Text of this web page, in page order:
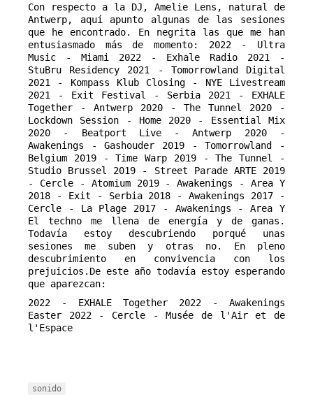
Con respecto a la DJ, Amelie Lens, natural de
Antwerp, aquí apunto algunas de las sesiones
que he encontrado. En negrita las que me han
entusiasmado más de momento: 2022 - Ultra
Music - Miami 2022 - Exhale Radio 2021 -
StuBru Residency 2021 - Tomorrowland Digital
2021 - Kompass Klub Closing - NYE Livestream
2021 - Exit Festival - Serbia 2021 - EXHALE
Together - Antwerp 2020 - The Tunnel 2020 -
Lockdown Session - Home 2020 - Essential Mix
2020 - Beatport Live - Antwerp 2020 -
Awakenings - Gashouder 2019 - Tomorrowland -
Belgium 2019 - Time Warp 2019 - The Tunnel -
Studio Brussel 2019 - Street Parade ARTE 2019
- Cercle - Atomium 2019 - Awakenings - Area Y
2018 - Exit - Serbia 2018 - Awakenings 2017 -
Cercle - La Plage 2017 - Awakenings - Area Y
El techno me llena de energía y de ganas.
Todavía estoy descubriendo porqué unas
sesiones me suben y otras no. En pleno
descubrimiento en convivencia con los
prejuicios.De este año todavía estoy esperando
que aparezcan:
2022 - EXHALE Together 2022 - Awakenings
Easter 2022 - Cercle - Musée de l'Air et de
l'Espace
sonido